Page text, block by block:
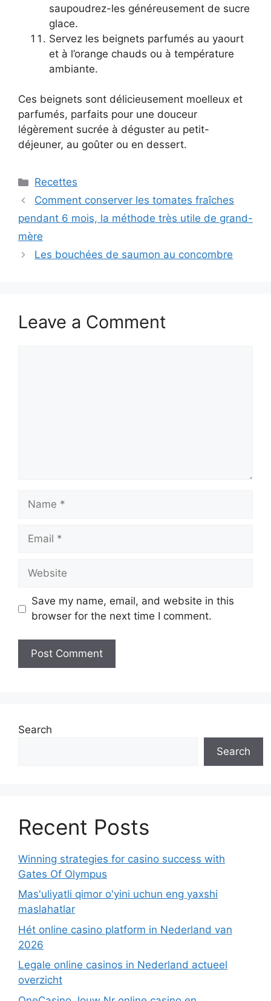
saupoudrez-les généreusement de sucre
glace.
Servez les beignets parfumés au yaourt
et à l’orange chauds ou à température
ambiante.
Ces beignets sont délicieusement moelleux et
parfumés, parfaits pour une douceur
légèrement sucrée à déguster au petit-
déjeuner, au goûter ou en dessert.
Categories
Recettes
Comment conserver les tomates fraîches
pendant 6 mois, la méthode très utile de grand-
mère
Les bouchées de saumon au concombre
Leave a Comment
Name
Email
Website
Save my name, email, and website in this
browser for the next time I comment.
Search
Search
Recent Posts
Winning strategies for casino success with
Gates Of Olympus
Mas'uliyatli qimor o'yini uchun eng yaxshi
maslahatlar
Hét online casino platform in Nederland van
2026
Legale online casinos in Nederland actueel
overzicht